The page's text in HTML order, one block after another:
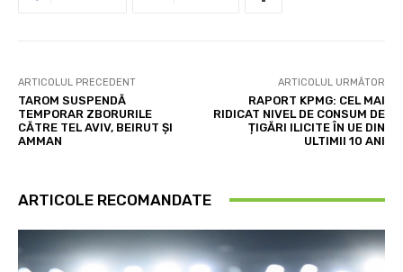
ARTICOLUL PRECEDENT
TAROM SUSPENDĂ
TEMPORAR ZBORURILE
CĂTRE TEL AVIV, BEIRUT ȘI
AMMAN
ARTICOLUL URMĂTOR
RAPORT KPMG: CEL MAI
RIDICAT NIVEL DE CONSUM DE
ȚIGĂRI ILICITE ÎN UE DIN
ULTIMII 10 ANI
ARTICOLE RECOMANDATE